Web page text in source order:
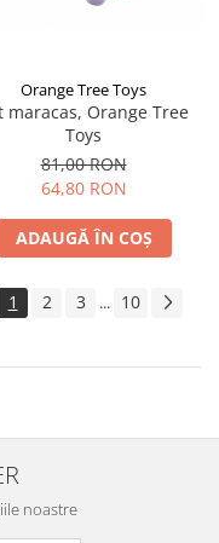
Orange Tree Toys
maracas, Orange Tree
Toys
81,00 RON
64,80 RON
ADAUGĂ ÎN COȘ
1 2 3 ... 10
noastre